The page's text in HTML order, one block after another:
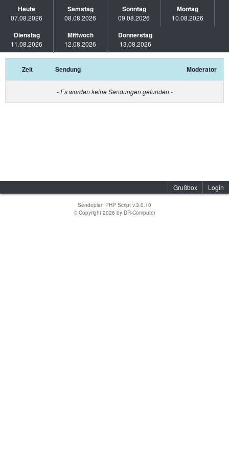
Heute
07.08.2026
Samstag
08.08.2026
Sonntag
09.08.2026
Montag
10.08.2026
Dienstag
11.08.2026
Mittwoch
12.08.2026
Donnerstag
13.08.2026
Zeit Sendung Moderator
- Es wurden keine Sendungen gefunden -
Grußbox Login
Sendeplan PHP Script v.3.0.10
© Copyright 2026 by DR-Computer